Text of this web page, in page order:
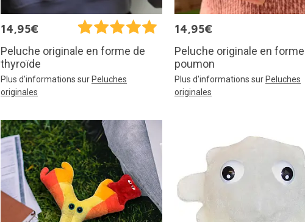
14,95€
Peluche originale en forme de
thyroïde
Plus d'informations sur Peluches
originales
14,95€
Peluche originale en
poumon
Plus d'informations surPeluches
originales